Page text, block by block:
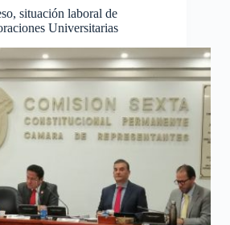
situación laboral de
Universitarias